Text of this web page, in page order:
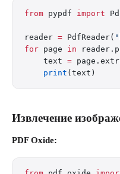
from pypdf import
reader = PdfReader(
for page in
    text
=
    print
(text)
Извлечение
PDF Oxide: